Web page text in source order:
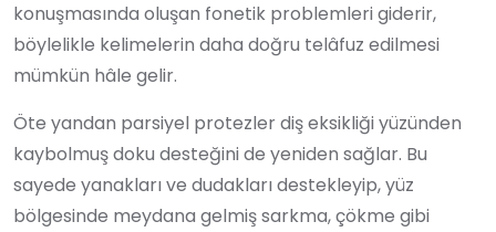
konuşmasında oluşan fonetik problemleri giderir,
böylelikle kelimelerin daha doğru telâfuz edilmesi
mümkün hâle gelir.
Öte yandan parsiyel protezler diş eksikliği yüzünden
kaybolmuş doku desteğini de yeniden sağlar. Bu
sayede yanakları ve dudakları destekleyip, yüz
bölgesinde meydana gelmiş sarkma, çökme gibi